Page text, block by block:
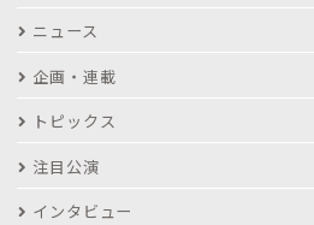
ニュース
企画・連載
トピックス
注目公演
インタビュー